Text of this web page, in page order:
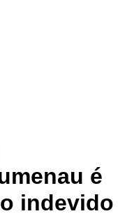
é
indevido